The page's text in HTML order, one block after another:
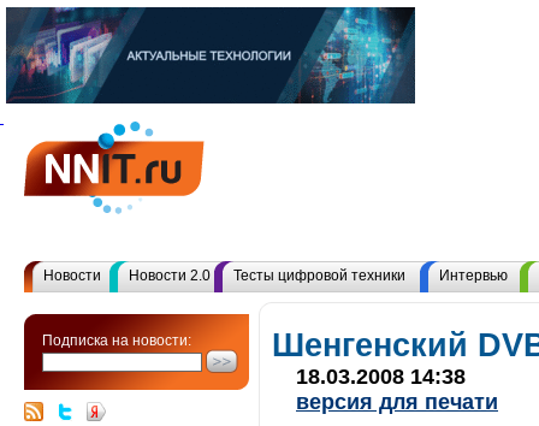
Новости Новости 2.0 Тесты цифровой техники Интервью
Подписка на новости: Шенгенский
18.03.2008 14:38
версия для печати